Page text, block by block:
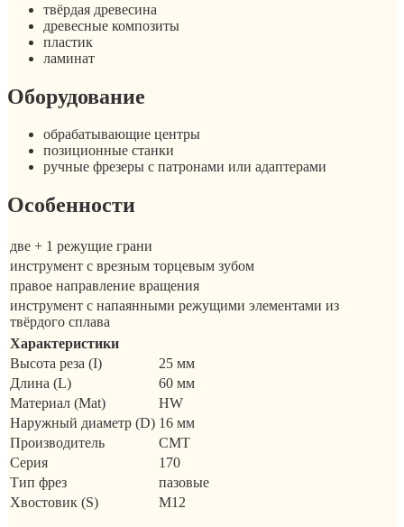
твёрдая древесина
древесные композиты
пластик
ламинат
Оборудование
обрабатывающие центры
позиционные станки
ручные фрезеры с патронами или адаптерами
Особенности
две + 1 режущие грани
инструмент с врезным торцевым зубом
правое направление вращения
инструмент с напаянными режущими элементами из
твёрдого сплава
Характеристики
Высота реза (I)
25 мм
Длина (L)
60 мм
Материал (Mat)
HW
Наружный диаметр (D) 16 мм
Производитель
CMT
Серия
170
Тип фрез
пазовые
Хвостовик (S)
M12